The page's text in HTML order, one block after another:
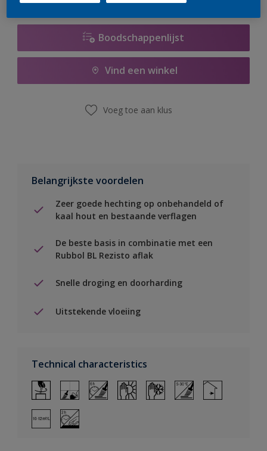
Boodschappenlijst
Vind een winkel
Voeg toe aan klus
Belangrijkste voordelen
Zeer goede hechting op onbehandeld of
kaal hout en bestaande verflagen
De beste basis in combinatie met een
Rubbol BL Rezisto aflak
Snelle droging en doorharding
Uitstekende vloeiing
Technical characteristics